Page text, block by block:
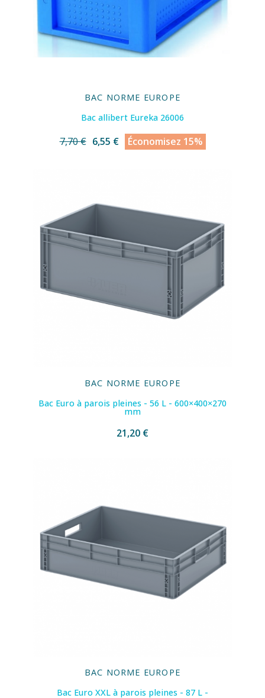
BAC NORME EUROPE
Bac allibert Eureka 26006
7,70 € 6,55 € Économisez 15%
BAC NORME EUROPE
Bac Euro à parois pleines - 56 L - 600×400×270
mm
21,20 €
BAC NORME EUROPE
Bac Euro XXL à parois pleines - 87 L -